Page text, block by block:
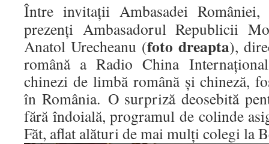
Între invitații Ambasadei
prezenți Ambasadorul Republicii
Anatol Urecheanu (foto dreapta),
română a Radio China
chinezi de limbă română și chineză,
în România. O surpriză deosebită
fără îndoială, programul de colinde
Făt, aflat alături de mai mulți colegi la